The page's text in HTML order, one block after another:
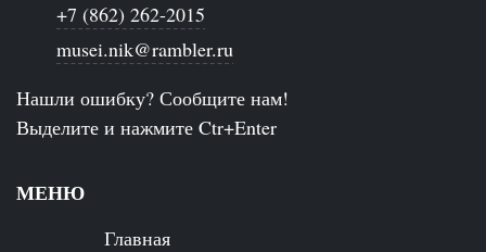
+7 (862) 262-2015
musei.nik@rambler.ru
Нашли ошибку? Сообщите нам!
Выделите и нажмите Ctr+Enter
МЕНЮ
Главная